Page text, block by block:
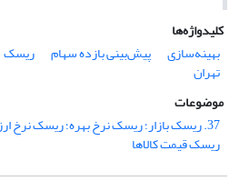
کلیدواژه‌ها
بهینه‌سازی
پیش‌بینی بازده سهام ریسک
تهران
موضوعات
37. ریسک بازار؛ ریسک نرخ بهره؛ ریسک نرخ
ریسک قیمت کالاها